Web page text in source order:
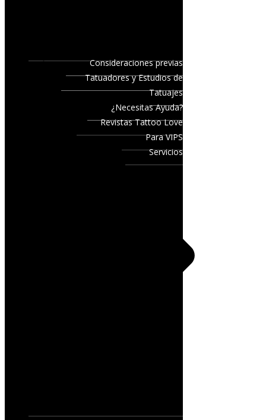
Consideraciones previas
Tatuadores y Estudios de
Tatuajes
¿Necesitas Ayuda?
Revistas Tattoo Love
Para VIPS
Servicios